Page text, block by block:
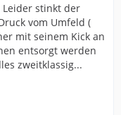
stinkt der
vom Umfeld (
mit seinem Kick an
entsorgt werden
zweitklassig...